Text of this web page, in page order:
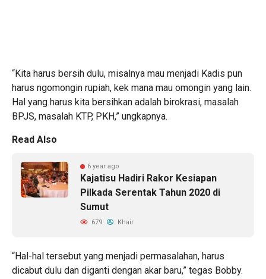
“Kita harus bersih dulu, misalnya mau menjadi Kadis pun
harus ngomongin rupiah, kek mana mau omongin yang lain.
Hal yang harus kita bersihkan adalah birokrasi, masalah
BPJS, masalah KTP, PKH,” ungkapnya.
Read Also
6 year ago
Kajatisu Hadiri Rakor Kesiapan
Pilkada Serentak Tahun 2020 di
Sumut
679 Khair
“Hal-hal tersebut yang menjadi permasalahan, harus
dicabut dulu dan diganti dengan akar baru,” tegas Bobby.